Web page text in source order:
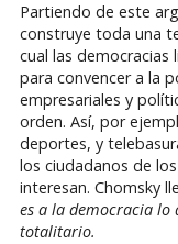
Partiendo de este
construye toda una
cual las democracias
para convencer a la
empresariales y
orden. Así, por
deportes, y
los ciudadanos de
interesan. Chomsky
es a la democracia lo
totalitario.